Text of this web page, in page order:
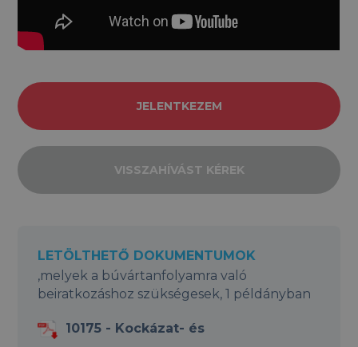
JELENTKEZEM
VISSZAHÍVÁST KÉREK
LETÖLTHETŐ DOKUMENTUMOK
,melyek a búvártanfolyamra való
beiratkozáshoz szükségesek, 1 példányban
10175 - Kockázat- és